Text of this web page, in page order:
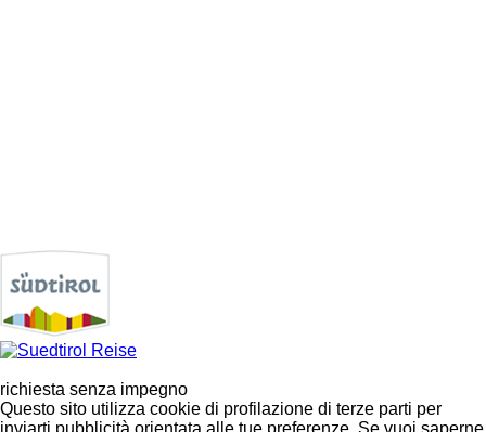
richiesta senza impegno
Questo sito utilizza cookie di profilazione di terze parti per